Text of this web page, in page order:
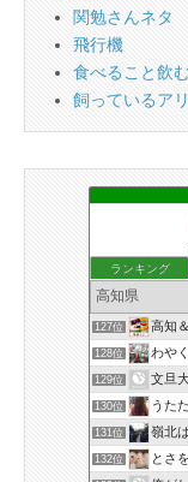
関勉さんネタ
飛行機
食べること飲
飼っているアリ
ランキング
127位 高知
128位 わや
129位 文旦
130位 うた
131位 嶺北
132位 とさ